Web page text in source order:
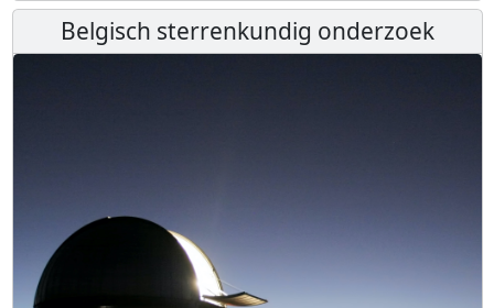
Belgisch sterrenkundig onderzoek